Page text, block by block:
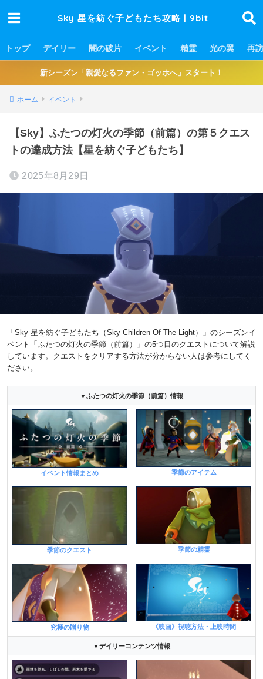
Sky 星を紡ぐ子どもたち攻略 | 9bit
トップ デイリー 闇の破片 イベント 精霊 光の翼 再訪
新シーズン「親愛なるファン・ゴッホへ」スタート！
ホーム イベント
【Sky】ふたつの灯火の季節（前篇）の第５クエス
トの達成方法【星を紡ぐ子どもたち】
2025年8月29日
「Sky 星を紡ぐ子どもたち（Sky Children Of The Light）」のシーズンイ
ベント「ふたつの灯火の季節（前篇）」の5つ目のクエストについて解説
しています。クエストをクリアする方法が分からない人は参考にしてく
ださい。
▼ふたつの灯火の季節（前篇）情報
イベント情報まとめ 季節のアイテム
季節のクエスト 季節の精霊
究極の贈り物 《映画》視聴方法・上映時間
▼デイリーコンテンツ情報